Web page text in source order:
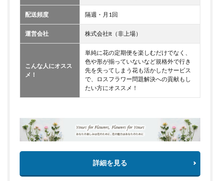
配送頻度 隔週・月1回
運営会社 株式会社It（非上場）
こんな人にオスス
メ！
単純に花の定期便を楽しむだけでなく、
色や形が揃っていないなど規格外で行き
先を失ってしまう花も活かしたサービス
で、ロスフラワー問題解決への貢献もし
たい方にオススメ！
詳細を見る